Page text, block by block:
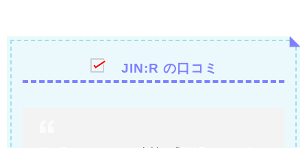
JIN:R の口コミ